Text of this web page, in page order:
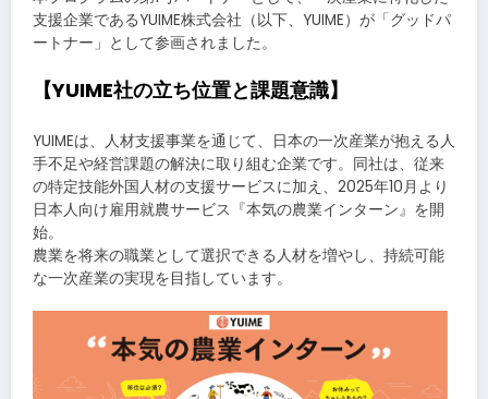
支援企業であるYUIME株式会社（以下、YUIME）が「グッドパ
ートナー」として参画されました。
【YUIME社の立ち位置と課題意識】
YUIMEは、人材支援事業を通じて、日本の一次産業が抱える人
手不足や経営課題の解決に取り組む企業です。同社は、従来
の特定技能外国人材の支援サービスに加え、2025年10月より
日本人向け雇用就農サービス『本気の農業インターン』を開
始。
農業を将来の職業として選択できる人材を増やし、持続可能
な一次産業の実現を目指しています。